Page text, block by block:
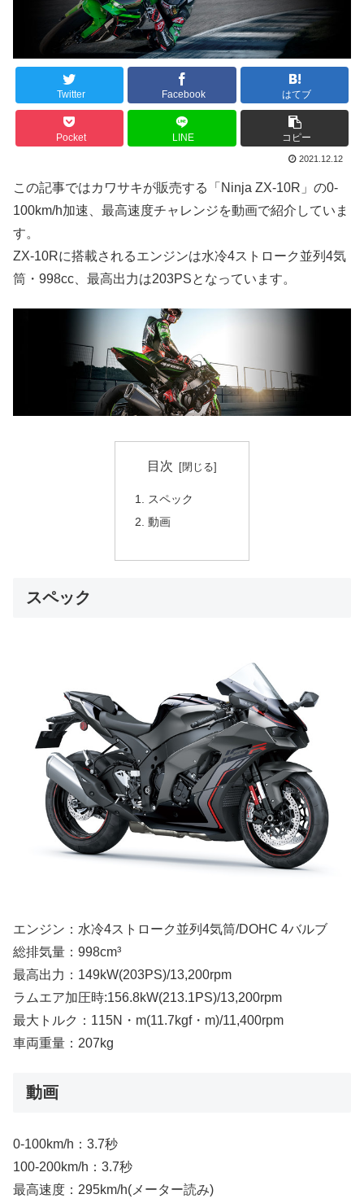
Twitter Facebook はてブ
Pocket LINE コピー
2021.12.12
この記事ではカワサキが販売する「Ninja ZX-10R」の0-
100km/h加速、最高速度チャレンジを動画で紹介していま
す。
ZX-10Rに搭載されるエンジンは水冷4ストローク並列4気
筒・998cc、最高出力は203PSとなっています。
目次
スペック
動画
スペック
エンジン：水冷4ストローク並列4気筒/DOHC 4バルブ
総排気量：998cm³
最高出力：149kW(203PS)/13,200rpm
ラムエア加圧時:156.8kW(213.1PS)/13,200rpm
最大トルク：115N・m(11.7kgf・m)/11,400rpm
車両重量：207kg
動画
0-100km/h：3.7秒
100-200km/h：3.7秒
最高速度：295km/h(メーター読み)